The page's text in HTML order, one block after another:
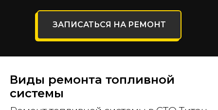
ЗАПИСАТЬСЯ НА РЕМОНТ
Виды ремонта топливной
системы